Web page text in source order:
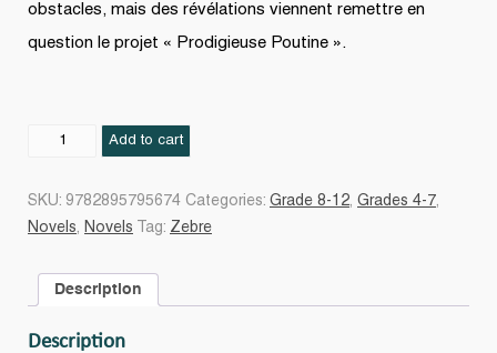
obstacles, mais des révélations viennent remettre en
question le projet « Prodigieuse Poutine ».
quantity
Add to cart
SKU: 9782895795674 Categories: Grade 8-12, Grades 4-7,
Novels, Novels Tag: Zebre
Description
Description